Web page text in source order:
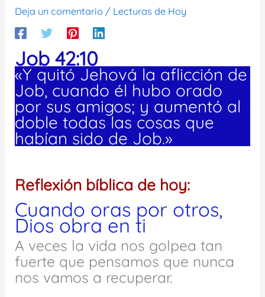
Deja un comentario / Lecturas de Hoy
Job 42:10
«Y quitó Jehová la aflicción de
Job, cuando él hubo orado
por sus amigos; y aumentó al
doble todas las cosas que
habían sido de Job.»
Reflexión bíblica de hoy:
Cuando oras por otros,
Dios obra en ti
A veces la vida nos golpea tan
fuerte que pensamos que nunca
nos vamos a recuperar.